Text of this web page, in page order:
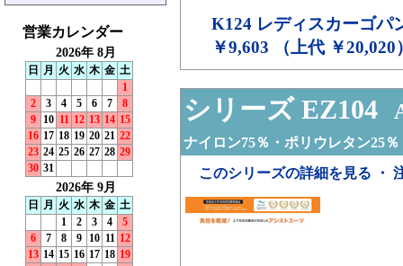
K124 レディスカーゴパ
￥9,603 （上代 ￥20,020
シリーズ EZ104
ナイロン75％・ポリウレタン25％
このシリーズの詳細を見る ・